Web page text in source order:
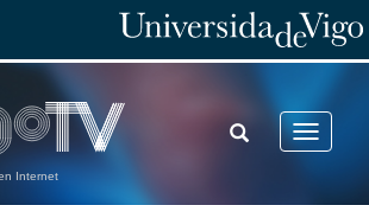
Internet
Toggle
TOGGLE
SEARCH